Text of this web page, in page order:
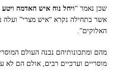
שכן נאמר “ויחל נוח איש האדמה
אשר בתחילה נקרא “איש מצרי” ועלה
האלוקים”.
מהם ומתכונותיהם נבנה העולם
מוסריים וערכיים רבים, אולם הם לא